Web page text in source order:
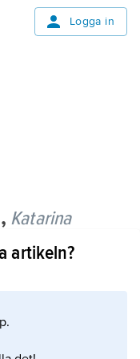
Logga in
Katarina
1381,
följde
artikeln?